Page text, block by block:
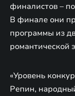
финалистов –
В финале они
программы из
романтической
«Уровень
Репин,